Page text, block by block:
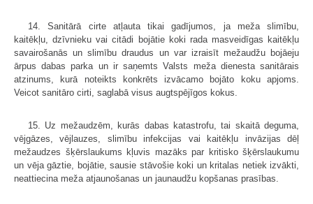
14. Sanitārā cirte atļauta tikai gadījumos, ja meža slimību,
kaitēkļu, dzīvnieku vai citādi bojātie koki rada masveidīgas kaitēkļu
savairošanās un slimību draudus un var izraisīt mežaudžu bojāeju
ārpus dabas parka un ir saņemts Valsts meža dienesta sanitārais
atzinums, kurā noteikts konkrēts izvācamo bojāto koku apjoms.
Veicot sanitāro cirti, saglabā visus augtspējīgos kokus.
15. Uz mežaudzēm, kurās dabas katastrofu, tai skaitā deguma,
vējgāzes, vējlauzes, slimību infekcijas vai kaitēkļu invāzijas dēļ
mežaudzes šķērslaukums kļuvis mazāks par kritisko šķērslaukumu
un vēja gāztie, bojātie, sausie stāvošie koki un kritalas netiek izvākti,
neattiecina meža atjaunošanas un jaunaudžu kopšanas prasības.